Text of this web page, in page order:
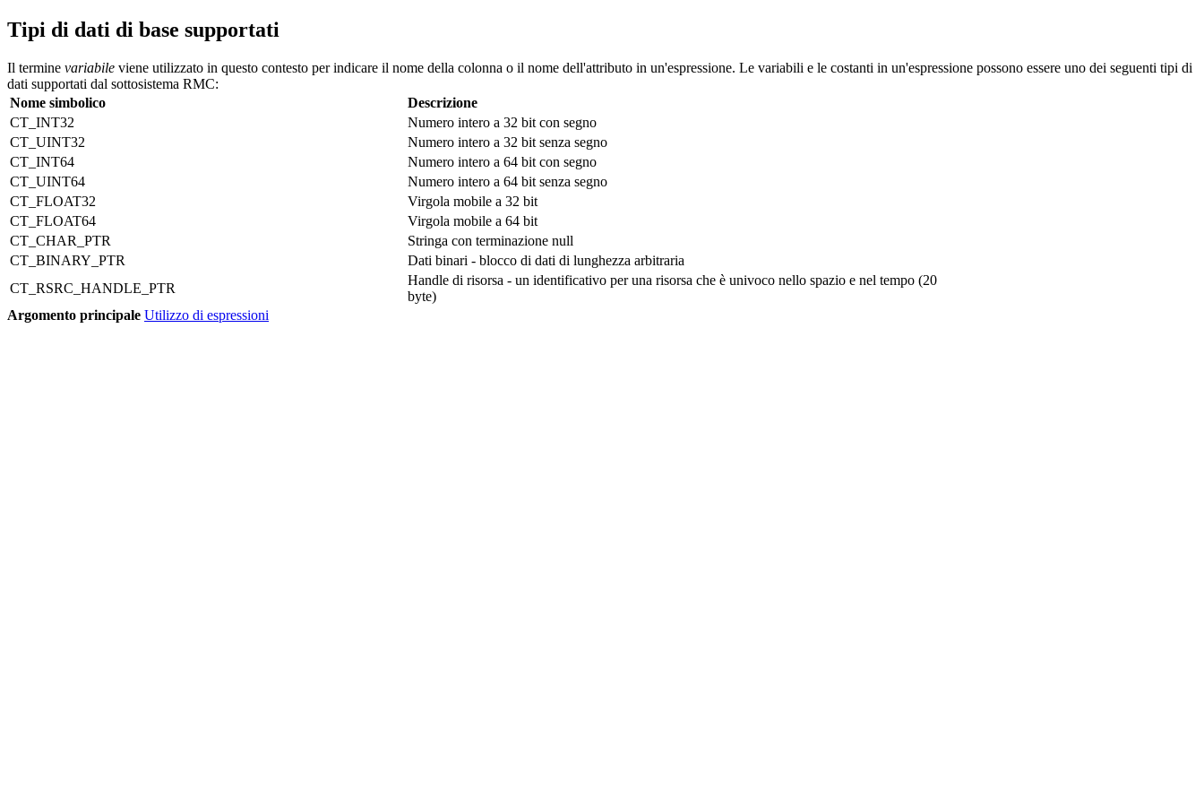
Tipi di dati di base supportati
Il termine variabile viene utilizzato in questo contesto per indicare il nome della colonna o il nome dell'attributo in un'espressione. Le variabili e le costanti in un'espressione possono essere uno dei seguenti tipi di
dati supportati dal sottosistema RMC:
Nome simbolico
Descrizione
CT_INT32
Numero intero a 32 bit con segno
CT_UINT32
Numero intero a 32 bit senza segno
CT_INT64
Numero intero a 64 bit con segno
CT_UINT64
Numero intero a 64 bit senza segno
CT_FLOAT32
Virgola mobile a 32 bit
CT_FLOAT64
Virgola mobile a 64 bit
CT_CHAR_PTR
Stringa con terminazione null
CT_BINARY_PTR
Dati binari - blocco di dati di lunghezza arbitraria
CT_RSRC_HANDLE_PTR
Handle di risorsa - un identificativo per una risorsa che è univoco nello spazio e nel tempo (20
byte)
Argomento principale Utilizzo di espressioni